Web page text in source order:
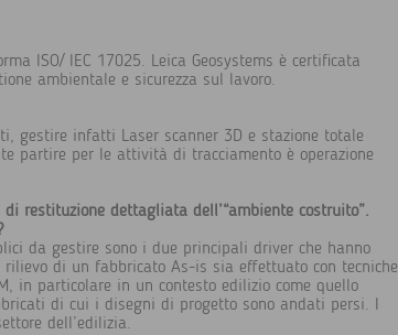
ISO/ IEC 17025. Leica Geosystems è certificata
ambientale e sicurezza sul lavoro.
gestire infatti Laser scanner 3D e stazione totale
partire per le attività di tracciamento è operazione
restituzione dettagliata dell’“ambiente costruito”.
da gestire sono i due principali driver che hanno
di un fabbricato As-is sia effettuato con tecniche
in particolare in un contesto edilizio come quello
di cui i disegni di progetto sono andati persi. I
dell’edilizia.